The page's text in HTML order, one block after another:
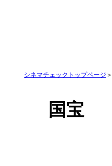
シネマチェックトップページ ＞
国宝